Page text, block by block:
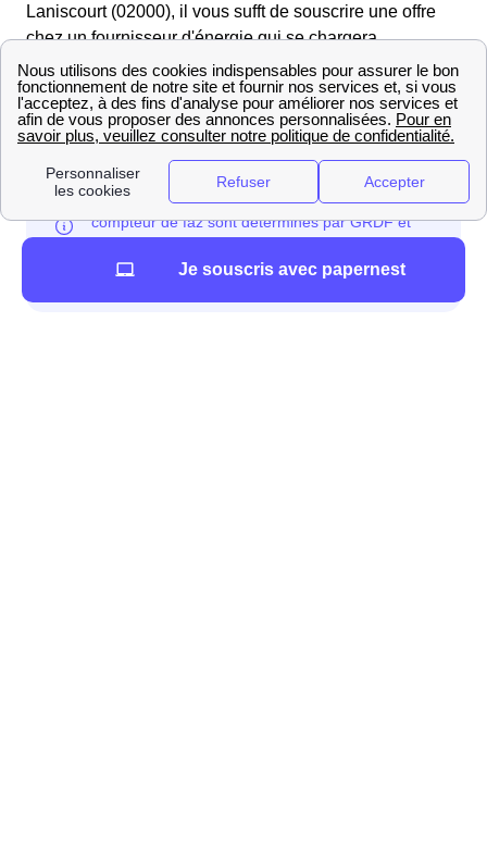
Laniscourt (02000), il vous sufft de souscrire une offre
chez un fournisseur d'énergie qui se chargera
d'organiser votre mise en service avec le gestionnaire.
L'intervention est facturée par GRDF et sera incluse
dans votre première facture de gaz.
Je souscris avec papernest